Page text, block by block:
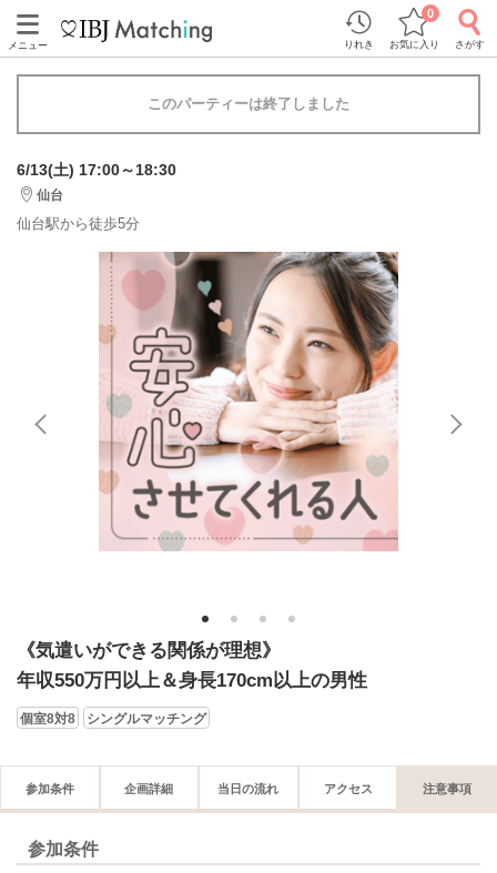
メニュー りれき お気に入り
0
さがす
このパーティーは終了しました
6/13(土) 17:00～18:30
仙台
仙台駅から徒歩5分
1 2 3 4
《気遣いができる関係が理想》
年収550万円以上＆身長170cm以上の男性
個室8対8 シングルマッチング
参加条件 企画詳細 当日の流れ アクセス 注意事項
参加条件